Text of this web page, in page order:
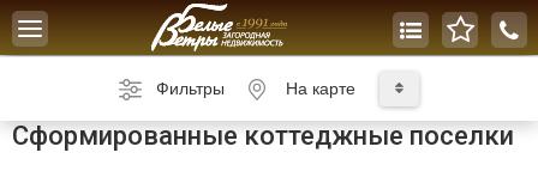
Toggle
navigation
Фильтры На карте
Сформированные коттеджные поселки